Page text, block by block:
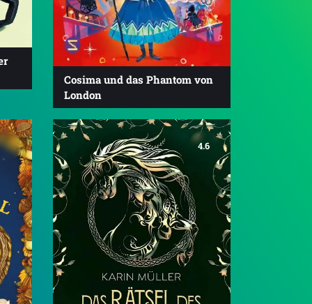
Cosima und das Phantom von
London
4.6